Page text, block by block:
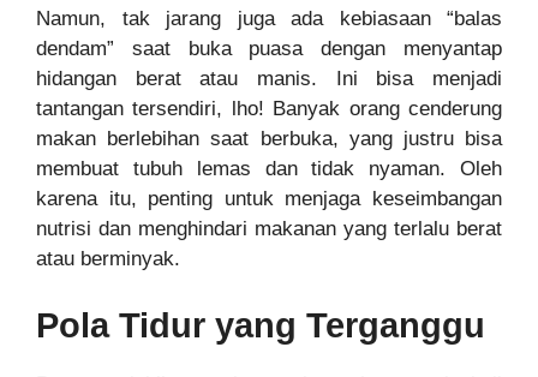
Namun, tak jarang juga ada kebiasaan “balas
dendam” saat buka puasa dengan menyantap
hidangan berat atau manis. Ini bisa menjadi
tantangan tersendiri, lho! Banyak orang cenderung
makan berlebihan saat berbuka, yang justru bisa
membuat tubuh lemas dan tidak nyaman. Oleh
karena itu, penting untuk menjaga keseimbangan
nutrisi dan menghindari makanan yang terlalu berat
atau berminyak.
Pola Tidur yang Terganggu